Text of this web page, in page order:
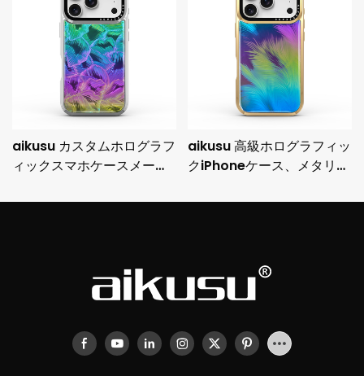
aikusu カスタムホログラフ
ィックスマホケースメーカ
護ケース
aikusu 高級ホログラフィッ
クiPhoneケース、メタリッ
保護機能付き